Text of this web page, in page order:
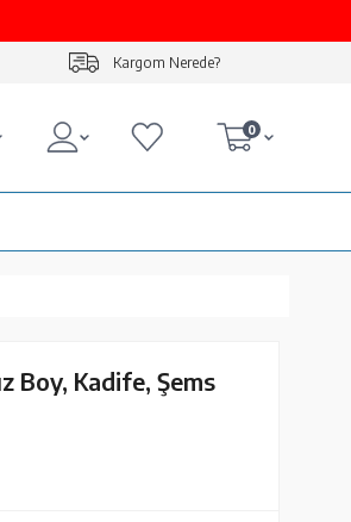
Kargom Nerede?
0
Boy, Kadife, Şems